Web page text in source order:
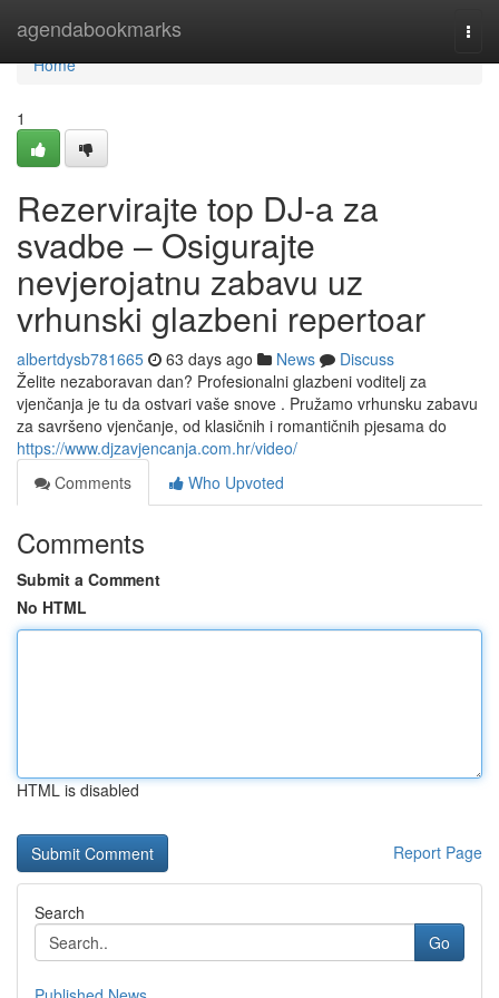
agendabookmarks
Home
Home
1
Rezervirajte top DJ-a za
svadbe – Osigurajte
nevjerojatnu zabavu uz
vrhunski glazbeni repertoar
albertdysb781665 63 days ago News
Discuss
Želite nezaboravan dan? Profesionalni glazbeni voditelj za
vjenčanja je tu da ostvari vaše snove . Pružamo vrhunsku zabavu
za savršeno vjenčanje, od klasičnih i romantičnih pjesama do
https://www.djzavjencanja.com.hr/video/
Comments
Who Upvoted
Comments
Submit a Comment
No HTML
HTML is disabled
Report Page
Search
Go